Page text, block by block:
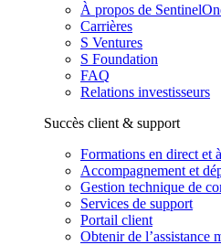
À propos de
Carrières
S Ventures
S Foundation
FAQ
Relations investisseurs
Succès client & support
Formations en direct et
Accompagnement et
Gestion technique de
Services de support
Portail client
Obtenir de l’assistance